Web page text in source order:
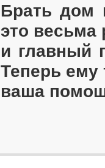
Брать дом
это весьма
и главный
Теперь ему
ваша